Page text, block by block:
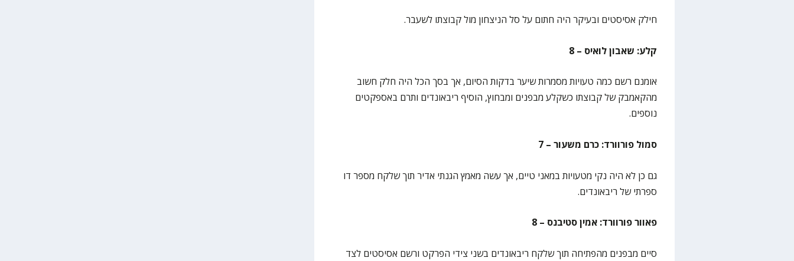
חילק אסיסטים ובעיקר היה חתום על סל הניצחון מול קבוצתו לשעבר.
קלע: שאבון לואיס – 8
אומנם רשם כמה טעויות מסמרות שיער בדקות הסיום, אך בסך הכל היה חלק חשוב
מהקאמבק של קבוצתו כשקלע מבפנים ומבחוץ, הוסיף ריבאונדים ותרם באספקטים
נוספים.
סמול פורוורד: כרם משעור – 7
גם כן לא היה נקי מטעויות במאני טיים, אך עשה מאמץ הגנתי אדיר תוך שלקח מספר דו
ספרתי של ריבאונדים.
פאוור פורוורד: אמין סטיבנס – 8
סיים מבפנים מהפתיחה תוך שלקח ריבאונדים בשני צידי הפרקט ורשם אסיסטים לצד